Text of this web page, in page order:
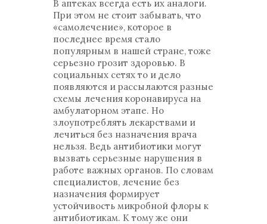
В аптеках всегда есть их аналоги.
При этом не стоит забывать, что
«самолечение», которое в
последнее время стало
популярным в нашей стране, тоже
серьезно грозит здоровью. В
социальных сетях то и дело
появляются и рассылаются разные
схемы лечения коронавируса на
амбулаторном этапе. Но
злоупотреблять лекарствами и
лечиться без назначения врача
нельзя. Ведь антибиотики могут
вызвать серьезные нарушения в
работе важных органов. По словам
специалистов, лечение без
назначения формирует
устойчивость микробной флоры к
антибиотикам. К тому же они